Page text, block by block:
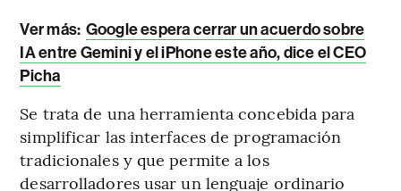
Ver más: Google espera cerrar un acuerdo sobre
IA entre Gemini y el iPhone este año, dice el CEO
Picha
Se trata de una herramienta concebida para
simplificar las interfaces de programación
tradicionales y que permite a los
desarrolladores usar un lenguaje ordinario